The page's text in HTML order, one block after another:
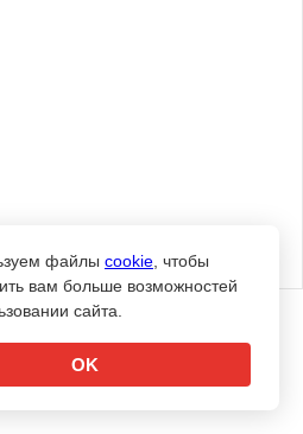
результатами рейтинга
файлы cookie , чтобы
вам больше возможностей
сайта.
OK